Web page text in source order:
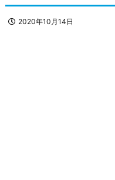
2020年10月14日